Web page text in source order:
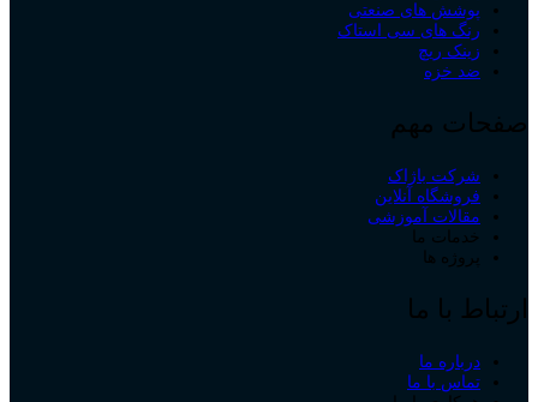
پوشش های صنعتی
رنگ های سی استاک
زینک ریچ
ضد خزه
صفحات مهم
شرکت باژاک
فروشگاه آنلاین
مقالات آموزشی
خدمات ما
پروژه ها
ارتباط با ما
درباره ما
تماس با ما